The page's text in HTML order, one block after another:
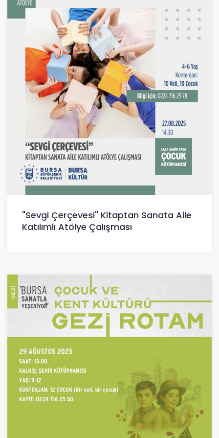
"Sevgi Çerçevesi" Kitaptan Sanata Aile
Katılımlı Atölye Çalışması